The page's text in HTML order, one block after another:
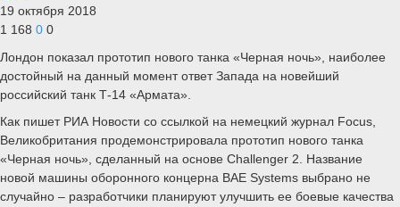
19 октября 2018
1 168 0 0
Лондон показал прототип нового танка «Черная ночь», наиболее
достойный на данный момент ответ Запада на новейший
российский танк Т-14 «Армата».
Как пишет РИА Новости со ссылкой на немецкий журнал Focus,
Великобритания продемонстрировала прототип нового танка
«Черная ночь», сделанный на основе Challenger 2. Название
новой машины оборонного концерна BAE Systems выбрано не
случайно – разработчики планируют улучшить ее боевые качества